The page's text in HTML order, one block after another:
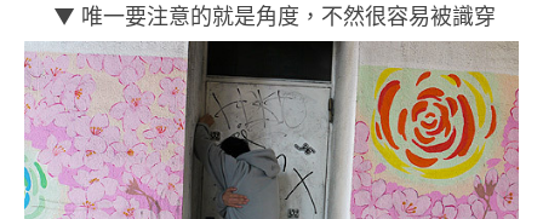
▼ 唯一要注意的就是角度，不然很容易被識穿